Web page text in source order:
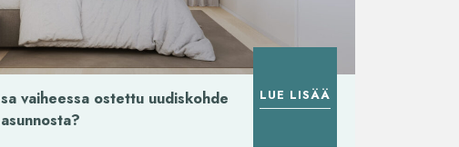
vaiheessa ostettu uudiskohde
LUE LISÄÄ